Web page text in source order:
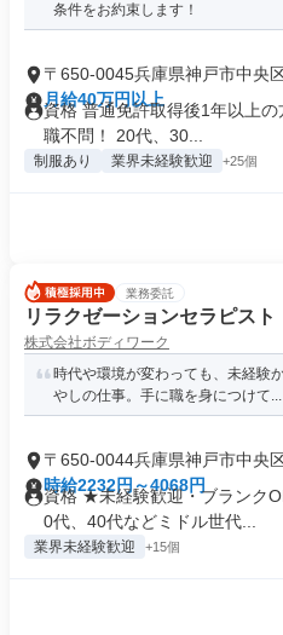
条件をお約束します！
〒650-0045兵庫県神戸市中央
月給40万円以上
資格 普通免許取得後1年以上
職不問！ 20代、30...
制服あり 業界未経験歓迎 +25個
業務委託
リラクゼーションセラピスト
株式会社ボディワーク
時代や環境が変わっても、未経験
やしの仕事。手に職を身につけて...
〒650-0044兵庫県神戸市中央
時給2232円～4068円
資格 ★未経験歓迎・ブランク
0代、40代などミドル世代...
業界未経験歓迎 +15個